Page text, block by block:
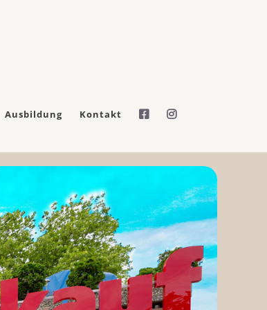
Ausbildung Kontakt